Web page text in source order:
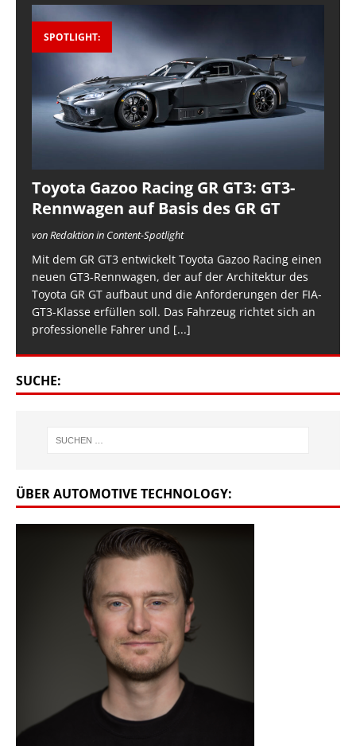
SPOTLIGHT:
Toyota Gazoo Racing GR GT3: GT3-
Rennwagen auf Basis des GR GT
von Redaktion in Content-Spotlight
Mit dem GR GT3 entwickelt Toyota Gazoo Racing einen
neuen GT3-Rennwagen, der auf der Architektur des
Toyota GR GT aufbaut und die Anforderungen der FIA-
GT3-Klasse erfüllen soll. Das Fahrzeug richtet sich an
professionelle Fahrer und [...]
SUCHE:
ÜBER AUTOMOTIVE TECHNOLOGY: